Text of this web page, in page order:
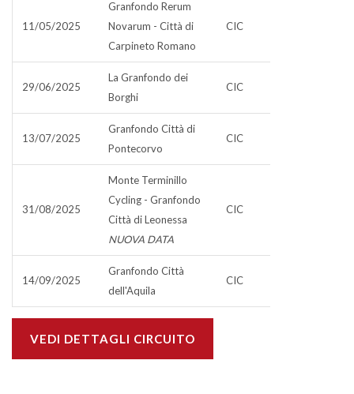
11/05/2025
Granfondo Rerum
Novarum - Città di
Carpineto Romano
CIC
29/06/2025
La Granfondo dei
Borghi
CIC
13/07/2025
Granfondo Città di
Pontecorvo
CIC
31/08/2025
Monte Terminillo
Cycling - Granfondo
Città di Leonessa
NUOVA DATA
CIC
14/09/2025
Granfondo Città
dell'Aquila
CIC
VEDI DETTAGLI CIRCUITO